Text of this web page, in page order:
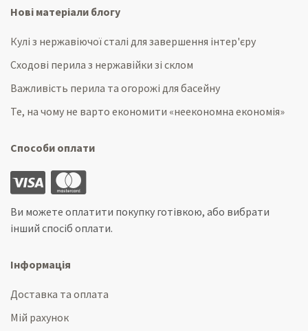
Нові матеріали блогу
Кулі з нержавіючої сталі для завершення інтер'єру
Сходові перила з нержавійки зі склом
Важливість перила та огорожі для басейну
Те, на чому не варто економити «неекономна економія»
Способи оплати
Ви можете оплатити покупку готівкою, або вибрати
інший спосіб оплати.
Інформація
Доставка та оплата
Мій рахунок